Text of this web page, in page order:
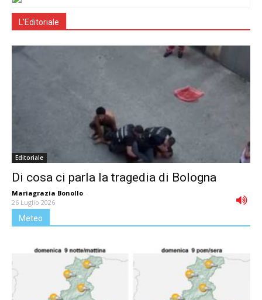
L'Editoriale
Editoriale
Di cosa ci parla la tragedia di Bologna
Mariagrazia Bonollo -
26 Luglio 2026
Meteo